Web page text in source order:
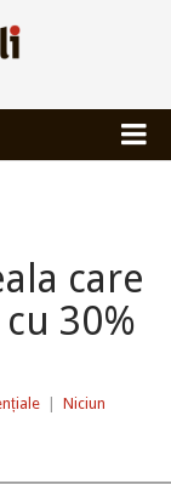
care
30%
Niciun